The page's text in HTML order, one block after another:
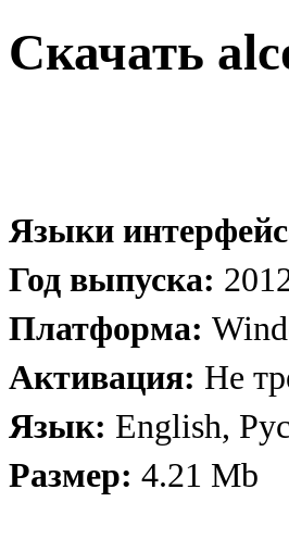
Скачать
Языки
Год выпуска:
Платформа:
Активация: Не
Язык: English,
Размер: 4.21 Mb